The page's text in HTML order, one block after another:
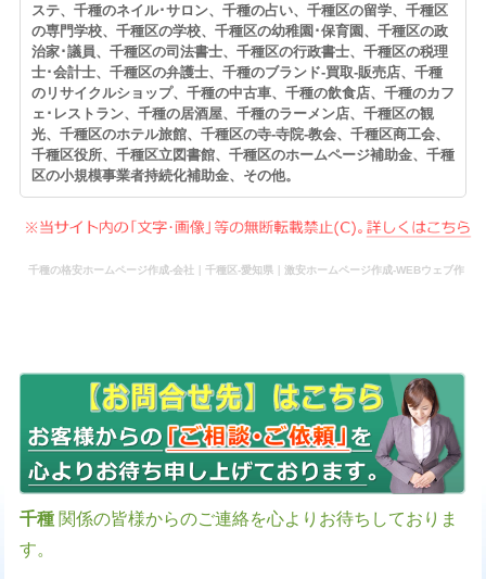
ステ、千種のネイル･サロン、千種の占い、千種区の留学、千種区
の専門学校、千種区の学校、千種区の幼稚園･保育園、千種区の政
治家･議員、千種区の司法書士、千種区の行政書士、千種区の税理
士･会計士、千種区の弁護士、千種のブランド-買取-販売店、千種
のリサイクルショップ、千種の中古車、千種の飲食店、千種のカフ
ェ･レストラン、千種の居酒屋、千種のラーメン店、千種区の観
光、千種区のホテル旅館、千種区の寺-寺院-教会、千種区商工会、
千種区役所、千種区立図書館、千種区のホームページ補助金、千種
区の小規模事業者持続化補助金、その他。
千種の格安ホームページ作成-会社｜千種区-愛知県｜激安ホームページ作成-WEBウェブ作
千種関係の皆様からのご連絡を心よりお待ちしておりま
す。